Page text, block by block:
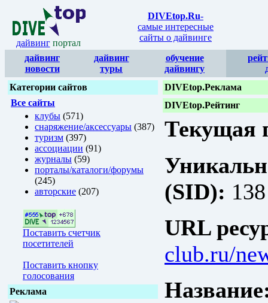
дайвинг портал
DIVEtop.Ru-
самые интересные
сайты о дайвинге
дайвинг
новости
дайвинг
туры
обучение
дайвингу
Категории сайтов
Все сайты
клубы (571)
снаряжение/аксессуары (387)
туризм (397)
ассоциации (91)
журналы (59)
порталы/каталоги/форумы
(245)
авторские (207)
Поставить счетчик
посетителей
Поставить кнопку
голосования
Реклама
DIVEtop.Реклама
DIVEtop.Рейтинг
Текущая
(SID): 138
URL
club.ru/